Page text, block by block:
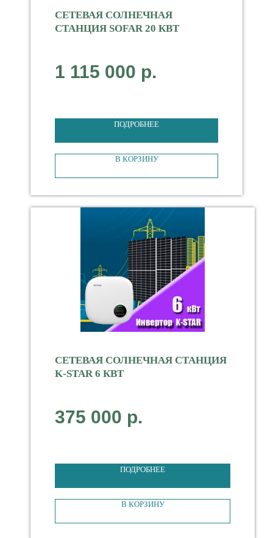
СЕТЕВАЯ СОЛНЕЧНАЯ
СТАНЦИЯ SOFAR 20 КВТ
Тип Сетевая
3-фазная
1 115 000 р.
ПОДРОБНЕЕ
В КОРЗИНУ
СЕТЕВАЯ СОЛНЕЧНАЯ СТАНЦИЯ
K-STAR 6 КВТ
Тип Сетевая
1-фазная
375 000 р.
ПОДРОБНЕЕ
В КОРЗИНУ